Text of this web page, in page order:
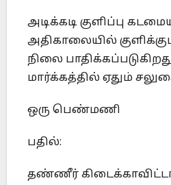
அடிக்கடி குளிப்பு
அதிகாலையில்
நிலை
மார்க்கத்தில் ஏதும்
ஒரு பெண்மணி
பதில்:
தண்ணீர்